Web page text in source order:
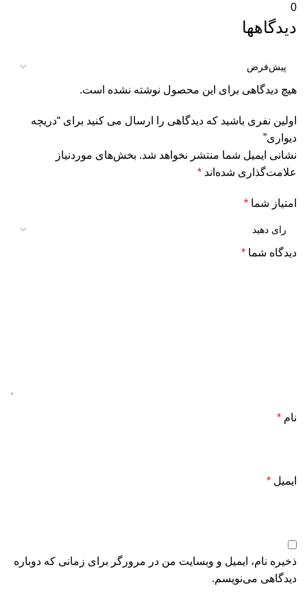
0
دیدگاهها
هیچ دیدگاهی برای این محصول نوشته نشده است.
اولین نفری باشید که دیدگاهی را ارسال می کنید برای “دریچه
دیواری”
نشانی ایمیل شما منتشر نخواهد شد. بخش‌های موردنیاز
علامت‌گذاری شده‌اند *
امتیاز شما *
دیدگاه شما *
نام *
ایمیل *
ذخیره نام، ایمیل و وبسایت من در مرورگر برای زمانی که دوباره
دیدگاهی می‌نویسم.